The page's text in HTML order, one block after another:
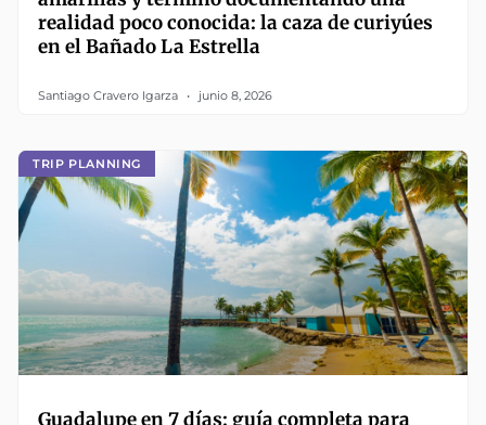
realidad poco conocida: la caza de curiyúes
en el Bañado La Estrella
Santiago Cravero Igarza junio 8, 2026
TRIP PLANNING
Guadalupe en 7 días: guía completa para